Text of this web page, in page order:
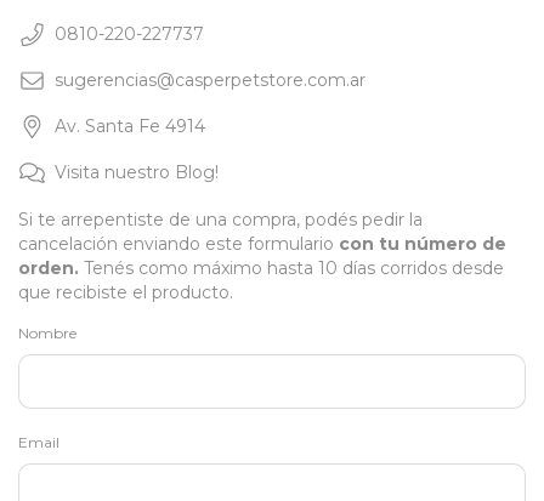
0810-220-227737
sugerencias@casperpetstore.com.ar
Av. Santa Fe 4914
Visita nuestro Blog!
Si te arrepentiste de una compra, podés pedir la
cancelación enviando este formulario con tu número de
orden. Tenés como máximo hasta 10 días corridos desde
que recibiste el producto.
Nombre
Email